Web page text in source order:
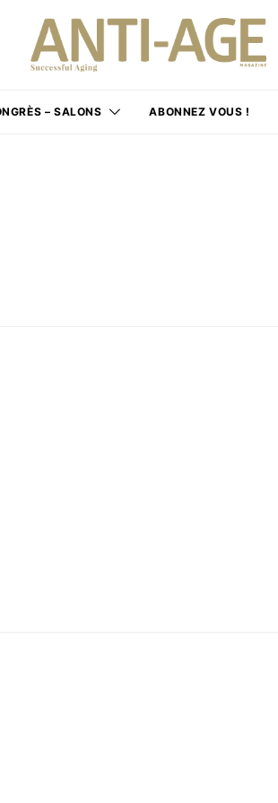
– SALONS ABONNEZ VOUS !